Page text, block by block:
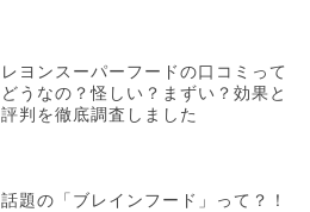
レヨンスーパーフードの口コミって
どうなの？怪しい？まずい？効果と
評判を徹底調査しました
話題の「ブレインフード」って？！